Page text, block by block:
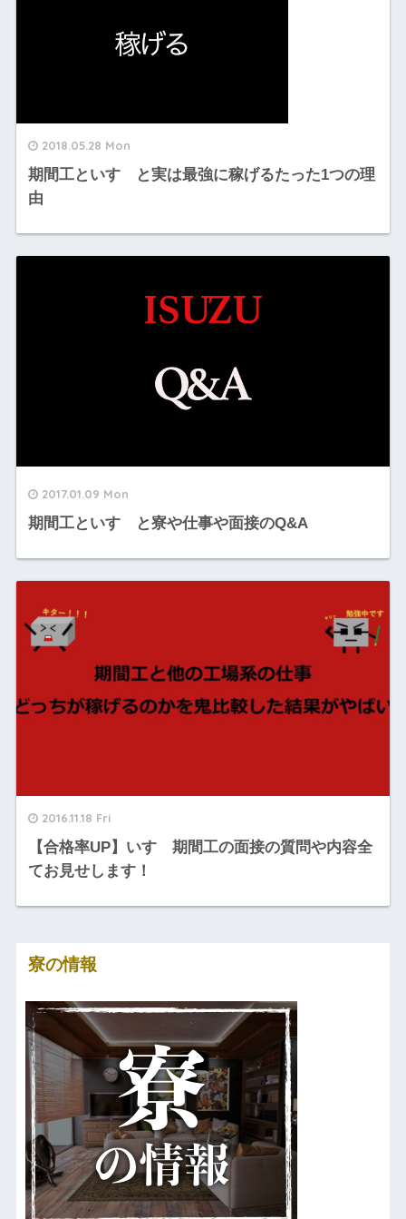
2018.05.28 Mon
期間工といすゞと実は最強に稼げるたった1つの理
由
2017.01.09 Mon
期間工といすゞと寮や仕事や面接のQ&A
2016.11.18 Fri
【合格率UP】いすゞ期間工の面接の質問や内容全
てお見せします！
寮の情報